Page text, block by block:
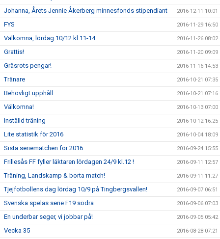
Johanna, Årets Jennie Åkerberg minnesfonds stipendiant 2016-12-11 10:01
FYS 2016-11-29 16:50
Välkomna, lördag 10/12 kl.11-14 2016-11-26 08:02
Grattis! 2016-11-20 09:09
Gräsrots pengar! 2016-11-16 14:53
Tränare 2016-10-21 07:35
Behövligt upphåll 2016-10-21 07:16
Välkomna! 2016-10-13 07:00
Inställd träning 2016-10-12 16:25
Lite statistik för 2016 2016-10-04 18:09
Sista seriematchen för 2016 2016-09-24 15:55
Frillesås FF fyller läktaren lördagen 24/9 kl.12 ! 2016-09-11 12:57
Träning, Landskamp & borta match! 2016-09-11 11:27
Tjejfotbollens dag lördag 10/9 på Tingbergsvallen! 2016-09-07 06:51
Svenska spelas serie F19 södra 2016-09-06 07:03
En underbar seger, vi jobbar på! 2016-09-05 05:42
Vecka 35 2016-08-28 07:21